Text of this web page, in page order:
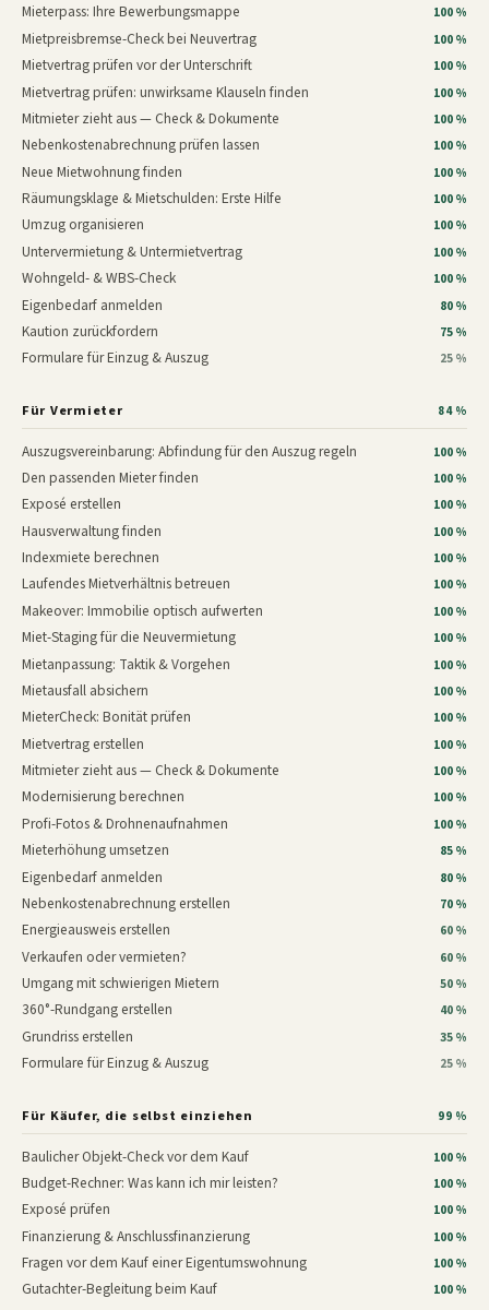
Mieterpass: Ihre Bewerbungsmappe 100 %
Mietpreisbremse-Check bei Neuvertrag 100 %
Mietvertrag prüfen vor der Unterschrift 100 %
Mietvertrag prüfen: unwirksame Klauseln finden 100 %
Mitmieter zieht aus — Check & Dokumente 100 %
Nebenkostenabrechnung prüfen lassen 100 %
Neue Mietwohnung finden 100 %
Räumungsklage & Mietschulden: Erste Hilfe 100 %
Umzug organisieren 100 %
Untervermietung & Untermietvertrag 100 %
Wohngeld- & WBS-Check 100 %
Eigenbedarf anmelden 80 %
Kaution zurückfordern 75 %
Formulare für Einzug & Auszug 25 %
Für Vermieter 84 %
Auszugsvereinbarung: Abfindung für den Auszug regeln 100 %
Den passenden Mieter finden 100 %
Exposé erstellen 100 %
Hausverwaltung finden 100 %
Indexmiete berechnen 100 %
Laufendes Mietverhältnis betreuen 100 %
Makeover: Immobilie optisch aufwerten 100 %
Miet-Staging für die Neuvermietung 100 %
Mietanpassung: Taktik & Vorgehen 100 %
Mietausfall absichern 100 %
MieterCheck: Bonität prüfen 100 %
Mietvertrag erstellen 100 %
Mitmieter zieht aus — Check & Dokumente 100 %
Modernisierung berechnen 100 %
Profi-Fotos & Drohnenaufnahmen 100 %
Mieterhöhung umsetzen 85 %
Eigenbedarf anmelden 80 %
Nebenkostenabrechnung erstellen 70 %
Energieausweis erstellen 60 %
Verkaufen oder vermieten? 60 %
Umgang mit schwierigen Mietern 50 %
360°-Rundgang erstellen 40 %
Grundriss erstellen 35 %
Formulare für Einzug & Auszug 25 %
Für Käufer, die selbst einziehen 99 %
Baulicher Objekt-Check vor dem Kauf 100 %
Budget-Rechner: Was kann ich mir leisten? 100 %
Exposé prüfen 100 %
Finanzierung & Anschlussfinanzierung 100 %
Fragen vor dem Kauf einer Eigentumswohnung 100 %
Gutachter-Begleitung beim Kauf 100 %